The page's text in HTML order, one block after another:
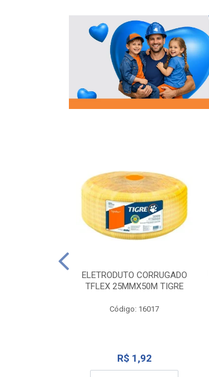
ELETRODUTO CORRUGADO
TFLEX 25MMX50M TIGRE
Código: 16017
R$ 1,92